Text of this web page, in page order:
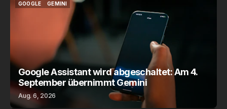
GOOGLE
GEMINI
Google Assistant wird abgeschaltet: Am 4.
September übernimmt Gemini
Aug. 6, 2026